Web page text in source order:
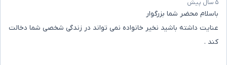
۵ سال پیش
باسلام محضر شما بزرگوار
عنایت داشته باشید نخیر خانواده نمی تواند در زندگی شخصی شما دخالت
کند .